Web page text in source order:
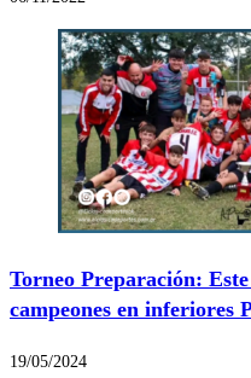
Torneo Preparación:
campeones en inferiores
19/05/2024